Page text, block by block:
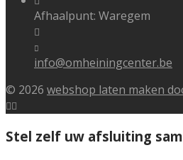
Afhaalpunt: Waregem
info@omheiningcenter.be
© 2026 webshop laten maken
Stel zelf uw afsluiting